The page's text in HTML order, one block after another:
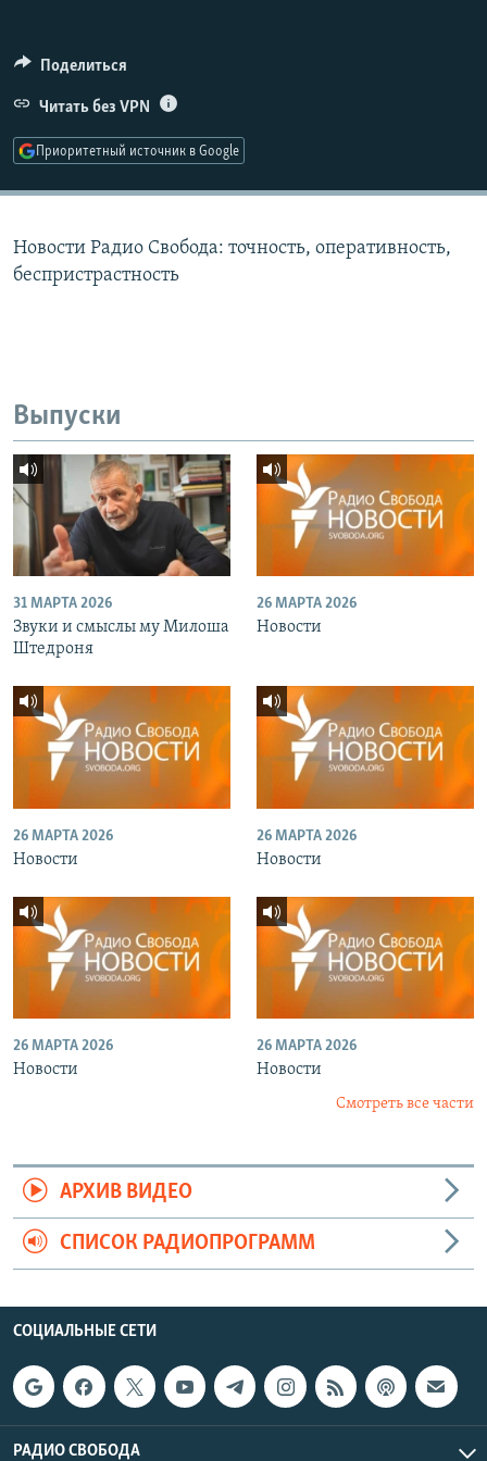
ПОДПИШИТЕСЬ НА РАССЫЛКУ
СОЦИАЛЬНЫЕ СЕТИ
Поделиться
Читать без VPN
Приоритетный источник в Google
Новости Радио Свобода: точность, оперативность,
беспристрастность
Выпуски
31 МАРТА 2026
Звуки и смыслы му Милоша
Штедроня
26 МАРТА 2026
Новости
26 МАРТА 2026
Новости
26 МАРТА 2026
Новости
26 МАРТА 2026
Новости
26 МАРТА 2026
Новости
Смотреть все части
АРХИВ ВИДЕО
СПИСОК РАДИОПРОГРАММ
СОЦИАЛЬНЫЕ СЕТИ
РАДИО СВОБОДА